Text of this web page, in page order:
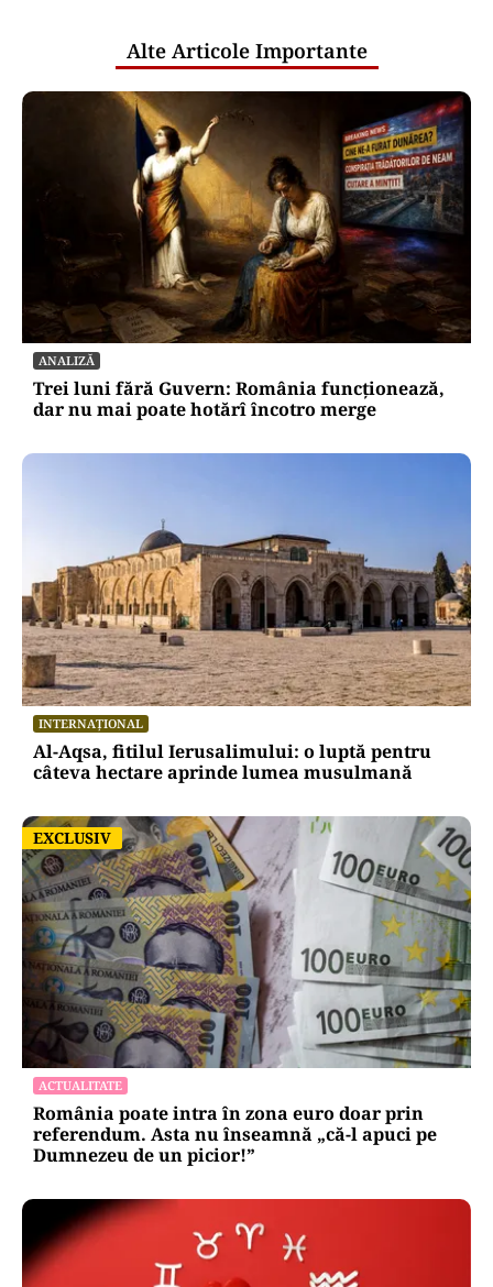
Alte Articole Importante
ANALIZĂ
Trei luni fără Guvern: România funcționează,
dar nu mai poate hotărî încotro merge
INTERNAȚIONAL
Al-Aqsa, fitilul Ierusalimului: o luptă pentru
câteva hectare aprinde lumea musulmană
EXCLUSIV
EXCLUSIV
ACTUALITATE
România poate intra în zona euro doar prin
referendum. Asta nu înseamnă „că-l apuci pe
Dumnezeu de un picior!”